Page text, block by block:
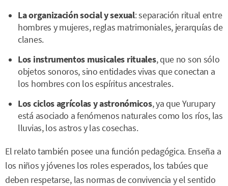
La organización social y sexual: separación ritual entre
hombres y mujeres, reglas matrimoniales, jerarquías de
clanes.
Los instrumentos musicales rituales, que no son sólo
objetos sonoros, sino entidades vivas que conectan a
los hombres con los espíritus ancestrales.
Los ciclos agrícolas y astronómicos, ya que Yurupary
está asociado a fenómenos naturales como los ríos, las
lluvias, los astros y las cosechas.
El relato también posee una función pedagógica. Enseña a
los niños y jóvenes los roles esperados, los tabúes que
deben respetarse, las normas de convivencia y el sentido